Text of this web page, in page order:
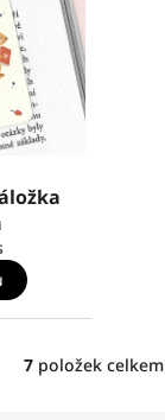
O
7 položek celkem